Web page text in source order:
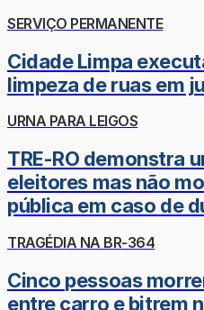
SERVIÇO PERMANENTE
Cidade Limpa
limpeza de ruas em
URNA PARA LEIGOS
TRE-RO demonstra
eleitores mas não
pública em caso de
TRAGÉDIA NA BR-364
Cinco pessoas
entre carro e bitrem